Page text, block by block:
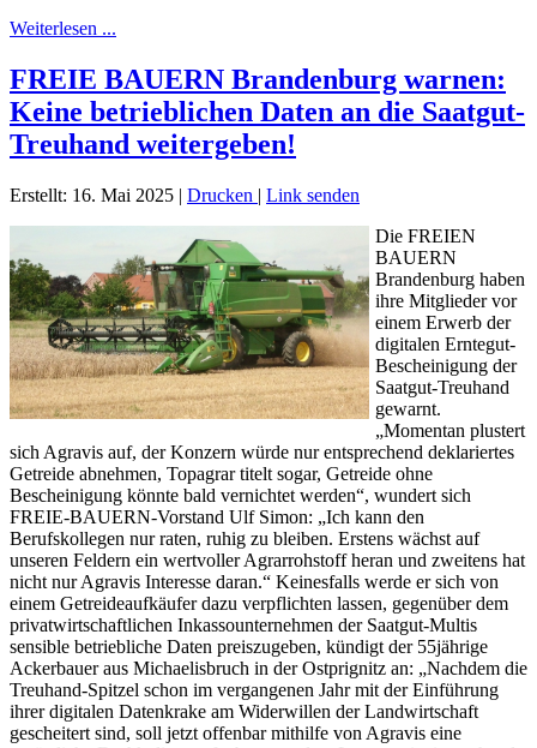
Weiterlesen ...
FREIE BAUERN Brandenburg warnen:
Keine betrieblichen Daten an die Saatgut-
Treuhand weitergeben!
Erstellt: 16. Mai 2025 | Drucken | Link senden
Die FREIEN
BAUERN
Brandenburg haben
ihre Mitglieder vor
einem Erwerb der
digitalen Erntegut-
Bescheinigung der
Saatgut-Treuhand
gewarnt.
„Momentan plustert
sich Agravis auf, der Konzern würde nur entsprechend deklariertes
Getreide abnehmen, Topagrar titelt sogar, Getreide ohne
Bescheinigung könnte bald vernichtet werden“, wundert sich
FREIE-BAUERN-Vorstand Ulf Simon: „Ich kann den
Berufskollegen nur raten, ruhig zu bleiben. Erstens wächst auf
unseren Feldern ein wertvoller Agrarrohstoff heran und zweitens hat
nicht nur Agravis Interesse daran.“ Keinesfalls werde er sich von
einem Getreideaufkäufer dazu verpflichten lassen, gegenüber dem
privatwirtschaftlichen Inkassounternehmen der Saatgut-Multis
sensible betriebliche Daten preiszugeben, kündigt der 55jährige
Ackerbauer aus Michaelisbruch in der Ostprignitz an: „Nachdem die
Treuhand-Spitzel schon im vergangenen Jahr mit der Einführung
ihrer digitalen Datenkrake am Widerwillen der Landwirtschaft
gescheitert sind, soll jetzt offenbar mithilfe von Agravis eine